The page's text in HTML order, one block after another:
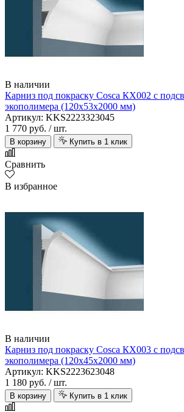
В наличии
Карниз под покраску Cosca КХ002 с
экополимера (120х53х2000 мм)
Артикул: KKS2223323045
1 770 руб. / шт.
В корзину Купить в 1 клик
Сравнить
В избранное
В наличии
Карниз под покраску Cosca КХ003 с
экополимера (120х45х2000 мм)
Артикул: KKS2223623048
1 180 руб. / шт.
В корзину Купить в 1 клик